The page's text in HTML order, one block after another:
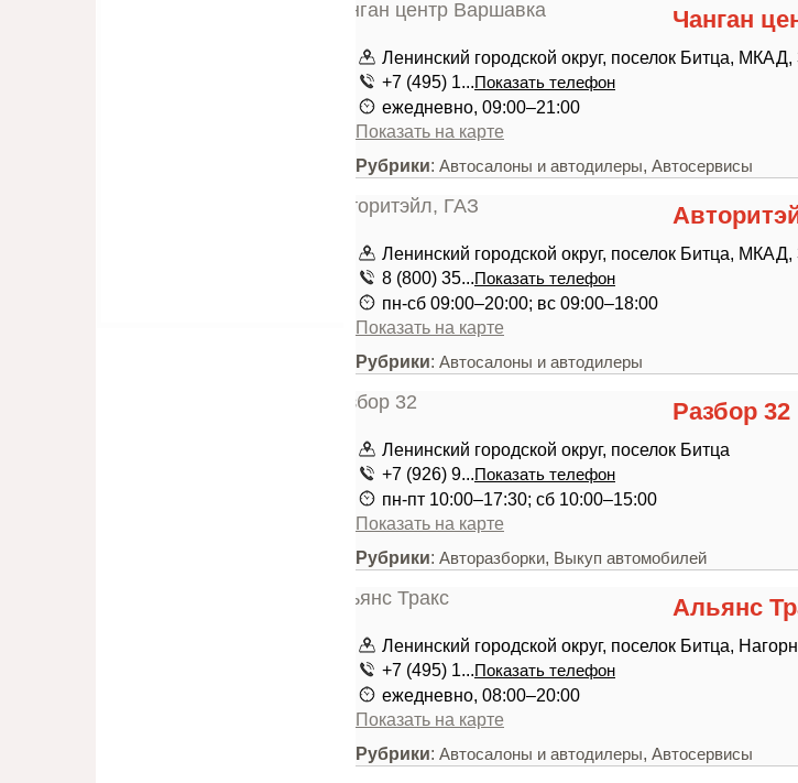
Чанган
Ленинский городской округ, поселок Битца,
+7 (495) 1...Показать телефон
ежедневно, 09:00–21:00
Показать на карте
Рубрики: Автосалоны и автодилеры, Автосервисы
Ленинский городской округ, поселок Битца,
8 (800) 35...Показать телефон
пн-сб 09:00–20:00; вс 09:00–18:00
Показать на карте
Рубрики: Автосалоны и автодилеры
Разбор 32
Ленинский городской округ, поселок Битца
+7 (926) 9...Показать телефон
пн-пт 10:00–17:30; сб 10:00–15:00
Показать на карте
Рубрики: Авторазборки, Выкуп автомобилей
Альянс
Ленинский городской округ, поселок Битца,
+7 (495) 1...Показать телефон
ежедневно, 08:00–20:00
Показать на карте
Рубрики: Автосалоны и автодилеры, Автосервисы